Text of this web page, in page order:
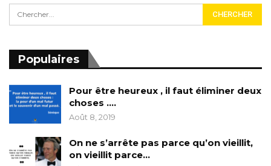
Populaires
Pour être heureux , il faut éliminer deux
choses ….
Août 8, 2019
On ne s’arrête pas parce qu’on vieillit,
on vieillit parce…